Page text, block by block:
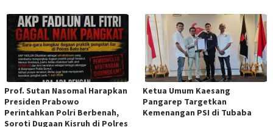
Prof. Sutan Nasomal Harapkan
Presiden Prabowo
Perintahkan Polri Berbenah,
Soroti Dugaan Kisruh di Polres
Ketua Umum Kaesang
Pangarep Targetkan
Kemenangan PSI di Tubaba